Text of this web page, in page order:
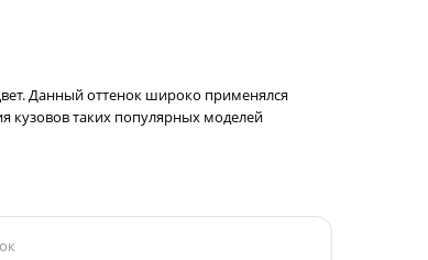
Данный оттенок широко применялся
кузовов таких популярных моделей